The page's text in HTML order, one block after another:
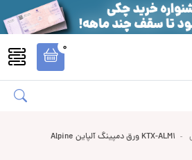
0
KTX-ALM1 ورق دمپینگ آلپاین Alpine